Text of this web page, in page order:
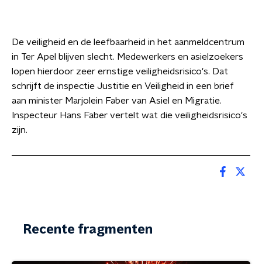
De veiligheid en de leefbaarheid in het aanmeldcentrum
in Ter Apel blijven slecht. Medewerkers en asielzoekers
lopen hierdoor zeer ernstige veiligheidsrisico's. Dat
schrijft de inspectie Justitie en Veiligheid in een brief
aan minister Marjolein Faber van Asiel en Migratie.
Inspecteur Hans Faber vertelt wat die veiligheidsrisico's
zijn.
Recente fragmenten